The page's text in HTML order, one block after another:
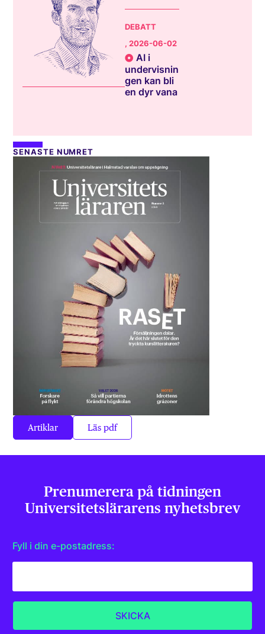
DEBATT
, 2026-06-02
AI i
undervisnin
gen kan bli
en dyr vana
SENASTE NUMRET
Artiklar Läs pdf
Prenumerera på tidningen
Universitets­lärarens nyhetsbrev
Fyll i din e-postadress: